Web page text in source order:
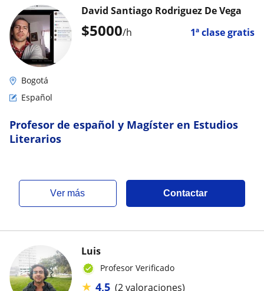
$5000/h 1ª clase gratis
David Santiago Rodriguez De Vega
Bogotá
Español
Profesor de español y Magíster en Estudios
Literarios
ver más Contactar
Luis
Profesor Verificado
★ 4,5 (2 valoraciones)